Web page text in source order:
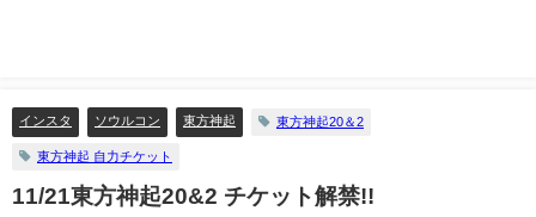
インスタ ソウルコン 東方神起 東方神起20＆2
東方神起 自力チケット
11/21東方神起20&2 チケット解禁!!